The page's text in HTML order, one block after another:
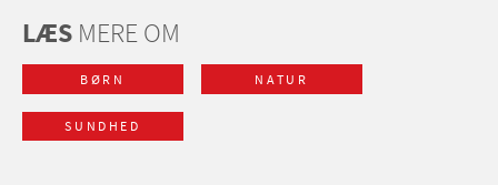
LÆS MERE OM
BØRN NATUR
SUNDHED